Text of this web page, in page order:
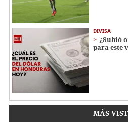
DIVISA
¿Subió
para este
MÁS